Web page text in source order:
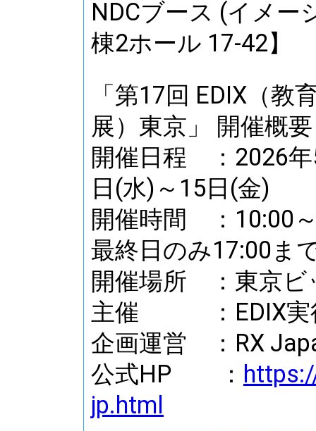
NDCブース (イメー
棟2ホール 17-42】
「第17回 EDIX（教
展）東京」 開催概要
開催日程 ：2026年
日(水)～15日(金)
開催時間 ：10:00
最終日のみ17:00ま
開催場所 ：東京ビ
主催 ：EDIX実
企画運営 ：RX
公式HP ：
jp.html